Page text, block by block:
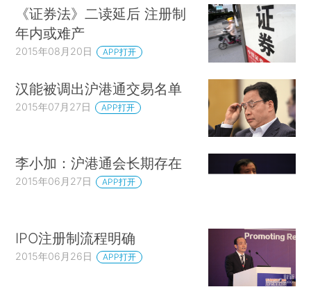
《证券法》二读延后 注册制
年内或难产
2015年08月20日 APP打开
汉能被调出沪港通交易名单
2015年07月27日 APP打开
李小加：沪港通会长期存在
2015年06月27日 APP打开
IPO注册制流程明确
2015年06月26日 APP打开